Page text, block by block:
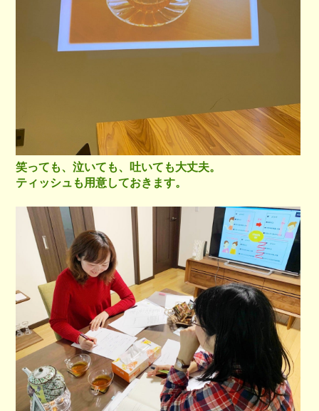
笑っても、泣いても、吐いても大丈夫。
ティッシュも用意しておきます。